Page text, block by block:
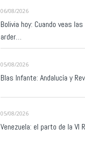
06/08/2026
Bolivia hoy: Cuando veas
arder…
05/08/2026
Blas Infante: Andalucía y
05/08/2026
Venezuela: el parto de la VI